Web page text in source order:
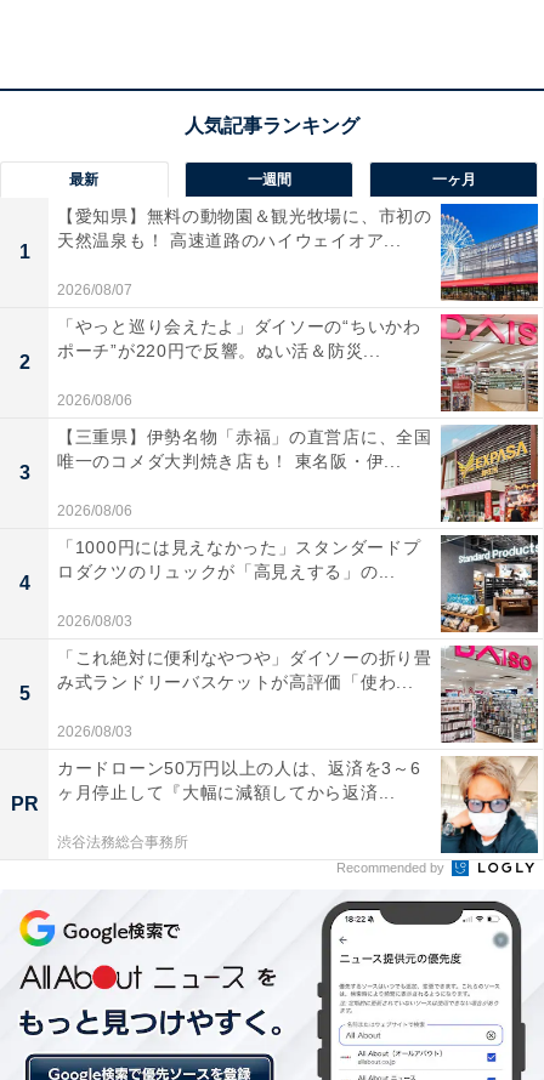
ドリップコーヒーなどホイップ不使用のドリンクには＋
をオーダーできます。
スタバのホイップは乳脂肪に植物油脂をブレンドしたコ
ンパウンドクリーム。無糖なので甘みはほとんどありま
せん。通常量のホイップのカロリーは82kcal（トールサ
イズの場合）なので、カロリーを調整できるのはうれし
2位は98票で「チョコレートソースの追加」でした。
全ドリンクとフードに無料で追加可能で、ドリンクに程
よい甘さと風味をプラス。コーヒーはもちろん「抹茶ク
リームフラペチーノ」とも相性が良いカスタマイズアイ
最新 一週間 一ヶ月
1
【愛知県】無料の動物園＆観光牧場に、市初の
天然温泉も！ 高速道路のハイウェイオア...
2026/08/07
2
「やっと巡り会えたよ」ダイソーの“ちいかわ
ポーチ”が220円で反響。ぬい活＆防災...
2026/08/06
3
【三重県】伊勢名物「赤福」の直営店に、全国
唯一のコメダ大判焼き店も！ 東名阪・伊...
2026/08/06
4
「1000円には見えなかった」スタンダードプ
ロダクツのリュックが「高見えする」の...
2026/08/03
5
「これ絶対に便利なやつや」ダイソーの折り畳
み式ランドリーバスケットが高評価「使わ...
2026/08/03
PR
カードローン50万円以上の人は、返済を3～6
ヶ月停止して『大幅に減額してから返済...
渋谷法務総合事務所
Recommended by